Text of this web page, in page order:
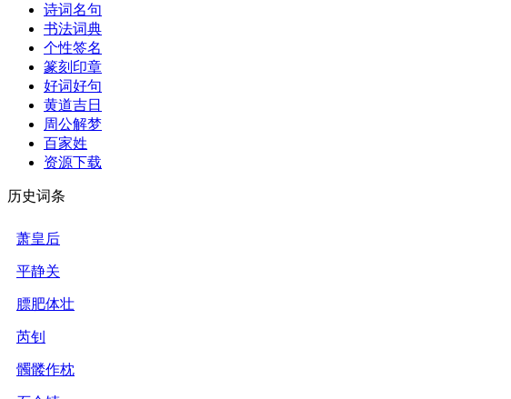
诗词名句
书法词典
个性签名
篆刻印章
好词好句
黄道吉日
周公解梦
百家姓
资源下载
历史词条
萧皇后
平静关
膘肥体壮
芮钊
髑髅作枕